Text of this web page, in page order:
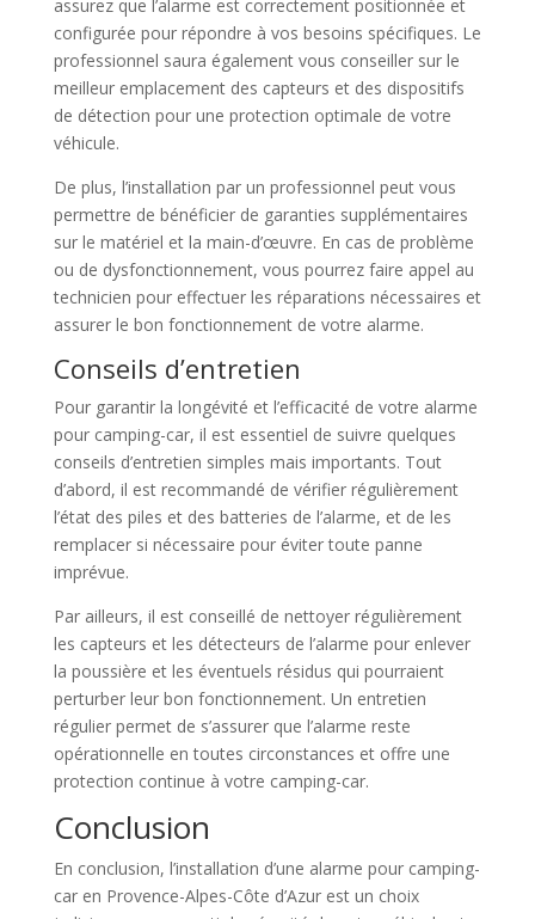
assurez que l’alarme est correctement positionnée et
configurée pour répondre à vos besoins spécifiques. Le
professionnel saura également vous conseiller sur le
meilleur emplacement des capteurs et des dispositifs
de détection pour une protection optimale de votre
véhicule.
De plus, l’installation par un professionnel peut vous
permettre de bénéficier de garanties supplémentaires
sur le matériel et la main-d’œuvre. En cas de problème
ou de dysfonctionnement, vous pourrez faire appel au
technicien pour effectuer les réparations nécessaires et
assurer le bon fonctionnement de votre alarme.
Conseils d’entretien
Pour garantir la longévité et l’efficacité de votre alarme
pour camping-car, il est essentiel de suivre quelques
conseils d’entretien simples mais importants. Tout
d’abord, il est recommandé de vérifier régulièrement
l’état des piles et des batteries de l’alarme, et de les
remplacer si nécessaire pour éviter toute panne
imprévue.
Par ailleurs, il est conseillé de nettoyer régulièrement
les capteurs et les détecteurs de l’alarme pour enlever
la poussière et les éventuels résidus qui pourraient
perturber leur bon fonctionnement. Un entretien
régulier permet de s’assurer que l’alarme reste
opérationnelle en toutes circonstances et offre une
protection continue à votre camping-car.
Conclusion
En conclusion, l’installation d’une alarme pour camping-
car en Provence-Alpes-Côte d’Azur est un choix